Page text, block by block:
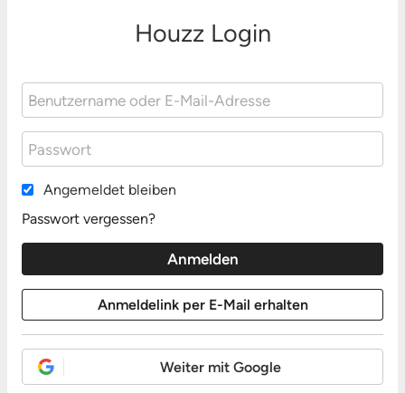
Houzz Login
Angemeldet bleiben
Passwort vergessen?
Weiter mit Google